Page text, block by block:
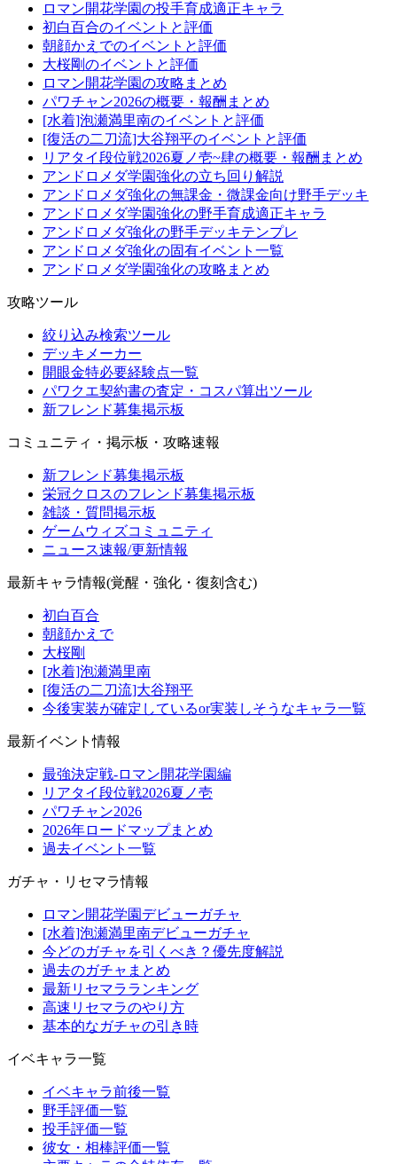
ロマン開花学園の投手育成適正キャラ
初白百合のイベントと評価
朝顔かえでのイベントと評価
大桜剛のイベントと評価
ロマン開花学園の攻略まとめ
パワチャン2026の概要・報酬まとめ
[水着]泡瀬満里南のイベントと評価
[復活の二刀流]大谷翔平のイベントと評価
リアタイ段位戦2026夏ノ壱~肆の概要・報酬まとめ
アンドロメダ学園強化の立ち回り解説
アンドロメダ強化の無課金・微課金向け野手デッキ
アンドロメダ学園強化の野手育成適正キャラ
アンドロメダ強化の野手デッキテンプレ
アンドロメダ強化の固有イベント一覧
アンドロメダ学園強化の攻略まとめ
攻略ツール
絞り込み検索ツール
デッキメーカー
開眼金特必要経験点一覧
パワクエ契約書の査定・コスパ算出ツール
新フレンド募集掲示板
コミュニティ・掲示板・攻略速報
新フレンド募集掲示板
栄冠クロスのフレンド募集掲示板
雑談・質問掲示板
ゲームウィズコミュニティ
ニュース速報/更新情報
最新キャラ情報(覚醒・強化・復刻含む)
初白百合
朝顔かえで
大桜剛
[水着]泡瀬満里南
[復活の二刀流]大谷翔平
今後実装が確定しているor実装しそうなキャラ一覧
最新イベント情報
最強決定戦-ロマン開花学園編
リアタイ段位戦2026夏ノ壱
パワチャン2026
2026年ロードマップまとめ
過去イベント一覧
ガチャ・リセマラ情報
ロマン開花学園デビューガチャ
[水着]泡瀬満里南デビューガチャ
今どのガチャを引くべき？優先度解説
過去のガチャまとめ
最新リセマラランキング
高速リセマラのやり方
基本的なガチャの引き時
イベキャラ一覧
イベキャラ前後一覧
野手評価一覧
投手評価一覧
彼女・相棒評価一覧